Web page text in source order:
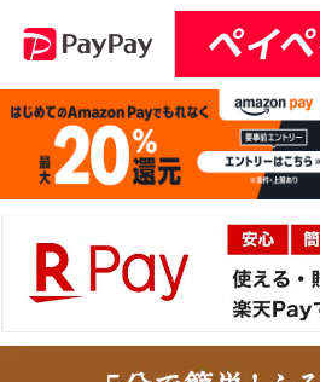
14
2026-
08-06
13:58:00
大阪府
15
08-06
13:58:00
大阪府
13:58:00
17
13:18:00
大阪府
2026-
08-06
大阪府